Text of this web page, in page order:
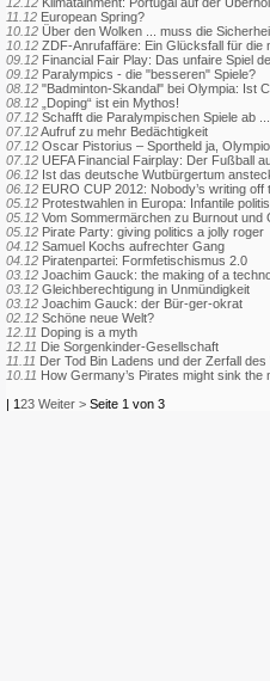
11.12 European Spring?
10.12 Über den Wolken ... muss die
10.12 ZDF-Anrufaffäre: Ein Glücksfall für die
09.12 Financial Fair Play: Das unfaire Spiel
09.12 Paralympics - die "besseren" Spiele?
08.12 "Badminton-Skandal" bei Olympia: Ist
08.12
„Doping“ ist ein Mythos!
07.12 Schafft die Paralympischen Spiele ab ...
07.12Aufruf zu mehr Bedächtigkeit
07.12 Oscar Pistorius – Sportheld ja,
07.12 UEFA Financial Fairplay: Der Fußball
06.12 Ist das deutsche Wutbürgertum
06.12 EURO CUP 2012: Nobody’s writing
05.12 Protestwahlen in Europa: Infantile
05.12 Vom Sommermärchen zu Burnout
05.12 Pirate Party: giving politics a jolly roger
04.12 Samuel Kochs aufrechter Gang
04.12 Piratenpartei: Formfetischismus 2.0
03.12 Joachim Gauck: the making of a
03.12 Gleichberechtigung in Unmündigkeit
03.12 Joachim Gauck: der Bür-ger-okrat
02.12 Schöne neue Welt?
12.11 Doping is a myth
12.11 Die Sorgenkinder-Gesellschaft
11.11 Der Tod Bin Ladens und der Zerfall des
10.11 How Germany’s Pirates might sink the
| 123 Weiter > Seite 1 von 3